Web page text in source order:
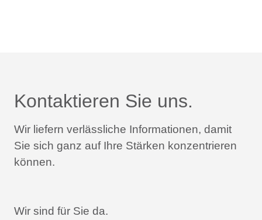
Kontaktieren Sie uns.
Wir liefern verlässliche Informationen, damit
Sie sich ganz auf Ihre Stärken konzentrieren
können.
Wir sind für Sie da.